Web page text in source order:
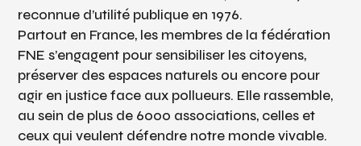
reconnue d’utilité publique en 1976.
Partout en France, les membres de la fédération
FNE s’engagent pour sensibiliser les citoyens,
préserver des espaces naturels ou encore pour
agir en justice face aux pollueurs. Elle rassemble,
au sein de plus de 6000 associations, celles et
ceux qui veulent défendre notre monde vivable.